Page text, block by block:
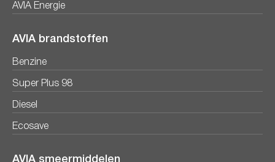
AVIA Energie
AVIA brandstoffen
Benzine
Super Plus 98
Diesel
Ecosave
AVIA smeermiddelen